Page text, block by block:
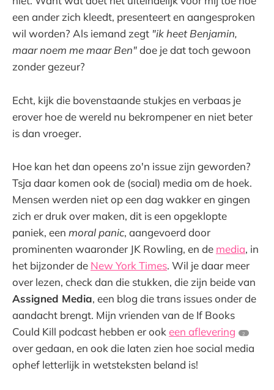
een ander zich kleedt, presenteert en aangesproken
wil worden? Als iemand zegt "ik heet Benjamin,
maar noem me maar Ben"doe je dat toch gewoon
zonder gezeur?
Echt, kijk die bovenstaande stukjes en verbaas je
erover hoe de wereld nu bekrompener en niet beter
is dan vroeger.
Hoe kan het dan opeens zo'n issue zijn geworden?
Tsja daar komen ook de (social) media om de hoek.
Mensen werden niet op een dag wakker en gingen
zich er druk over maken, dit is een opgeklopte
paniek, een moral panic, aangevoerd door
prominenten waaronder JK Rowling, en de media, in
het bijzonder de New York Times. Wil je daar meer
over lezen, check dan die stukken, die zijn beide van
Assigned Media, een blog die trans issues onder de
aandacht brengt. Mijn vrienden van de If Books
Could Kill podcast hebben er ook een aflevering 2
over gedaan, en ook die laten zien hoe social media
ophef letterlijk in wetsteksten beland is!